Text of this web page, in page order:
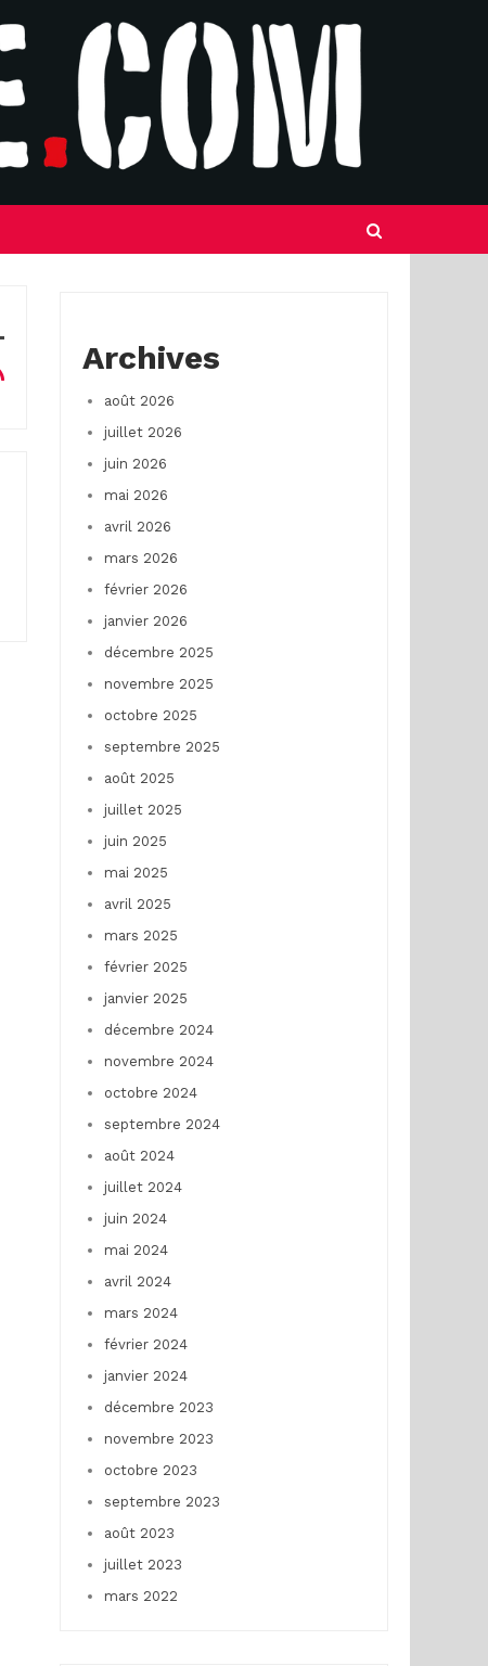
Archives
août 2026
juillet 2026
juin 2026
mai 2026
avril 2026
mars 2026
février 2026
janvier 2026
décembre 2025
novembre 2025
octobre 2025
septembre 2025
août 2025
juillet 2025
juin 2025
mai 2025
avril 2025
mars 2025
février 2025
janvier 2025
décembre 2024
novembre 2024
octobre 2024
septembre 2024
août 2024
juillet 2024
juin 2024
mai 2024
avril 2024
mars 2024
février 2024
janvier 2024
décembre 2023
novembre 2023
octobre 2023
septembre 2023
août 2023
juillet 2023
mars 2022